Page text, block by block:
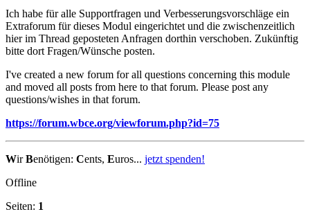
Ich habe für alle Supportfragen und Verbesserungsvorschläge ein
Extraforum für dieses Modul eingerichtet und die zwischenzeitlich
hier im Thread geposteten Anfragen dorthin verschoben. Zukünftig
bitte dort Fragen/Wünsche posten.
I've created a new forum for all questions concerning this module
and moved all posts from here to that forum. Please post any
questions/wishes in that forum.
https://forum.wbce.org/viewforum.php?id=75
WirBenötigen: Cents, Euros... jetzt spenden!
Offline
Seiten: 1